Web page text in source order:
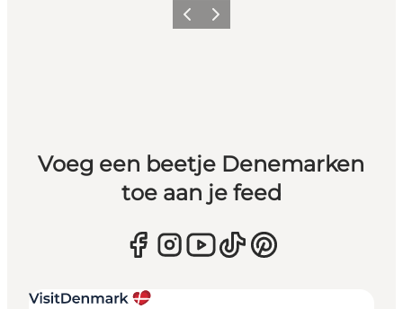
Vorige Volgende
Voeg een beetje Denemarken
toe aan je feed